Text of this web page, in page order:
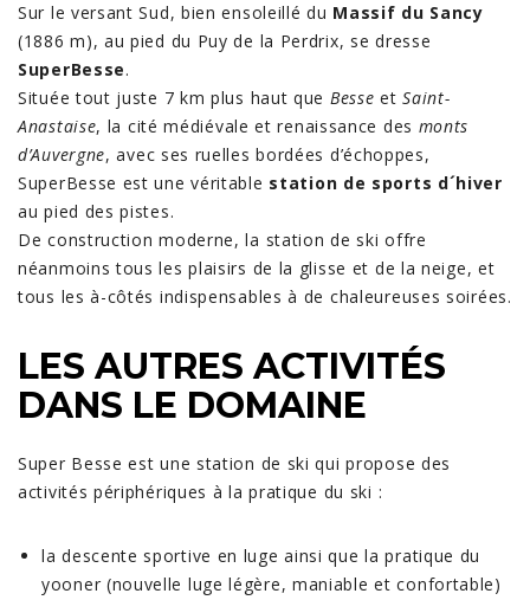
Sur le versant Sud, bien ensoleillé du Massif du Sancy
(1886 m), au pied du Puy de la Perdrix, se dresse
SuperBesse.
Située tout juste 7 km plus haut que Besse etSaint-
Anastaise, la cité médiévale et renaissance des monts
d’Auvergne, avec ses ruelles bordées d’échoppes,
SuperBesse est une véritable station de sports d´hiver
au pied des pistes.
De construction moderne, la station de ski offre
néanmoins tous les plaisirs de la glisse et de la neige, et
tous les à-côtés indispensables à de chaleureuses soirées.
LES AUTRES ACTIVITÉS
DANS LE DOMAINE
Super Besse est une station de ski qui propose des
activités périphériques à la pratique du ski :
la descente sportive en luge ainsi que la pratique du
yooner (nouvelle luge légère, maniable et confortable)